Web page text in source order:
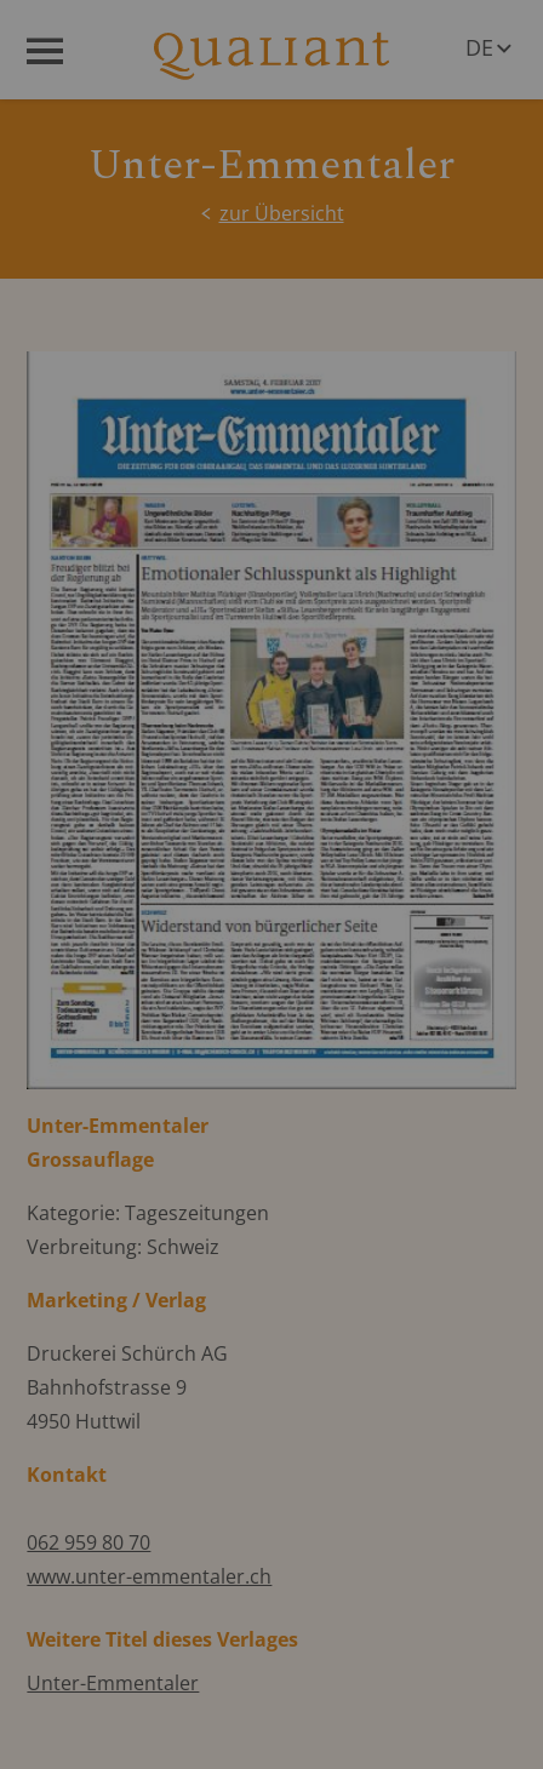
DE
Unter-Emmentaler
zur Übersicht
Unter-Emmentaler
Grossauflage
Kategorie: Tageszeitungen
Verbreitung: Schweiz
Marketing / Verlag
Druckerei Schürch AG
Bahnhofstrasse 9
4950 Huttwil
Kontakt
062 959 80 70
www.unter-emmentaler.ch
Weitere Titel dieses Verlages
Unter-Emmentaler